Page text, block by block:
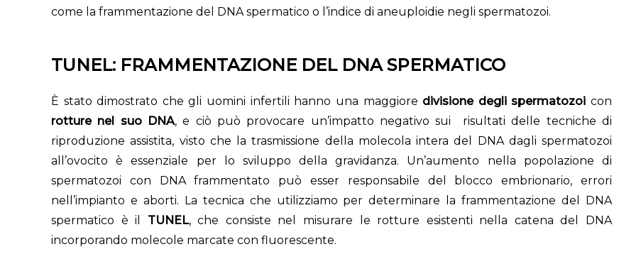
come la frammentazione del DNA spermatico o l’indice di aneuploidie negli spermatozoi.
TUNEL: FRAMMENTAZIONE DEL DNA SPERMATICO
È stato dimostrato che gli uomini infertili hanno una maggiore divisione degli spermatozoi con
rotture nel suo DNA, e ciò può provocare un’impatto negativo sui risultati delle tecniche di
riproduzione assistita, visto che la trasmissione della molecola intera del DNA dagli spermatozoi
all’ovocito è essenziale per lo sviluppo della gravidanza. Un’aumento nella popolazione di
spermatozoi con DNA frammentato può esser responsabile del blocco embrionario, errori
nell’impianto e aborti. La tecnica che utilizziamo per determinare la frammentazione del DNA
spermatico è il TUNEL, che consiste nel misurare le rotture esistenti nella catena del DNA
incorporando molecole marcate con fluorescente.